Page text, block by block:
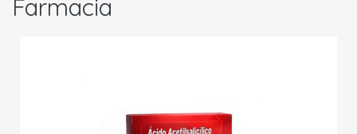
Farmacia